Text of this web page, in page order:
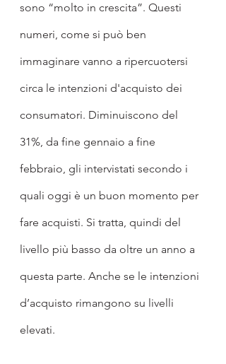
sono “molto in crescita”. Questi
numeri, come si può ben
immaginare vanno a ripercuotersi
circa le intenzioni d'acquisto dei
consumatori. Diminuiscono del
31%, da fine gennaio a fine
febbraio, gli intervistati secondo i
quali oggi è un buon momento per
fare acquisti. Si tratta, quindi del
livello più basso da oltre un anno a
questa parte. Anche se le intenzioni
d’acquisto rimangono su livelli
elevati.